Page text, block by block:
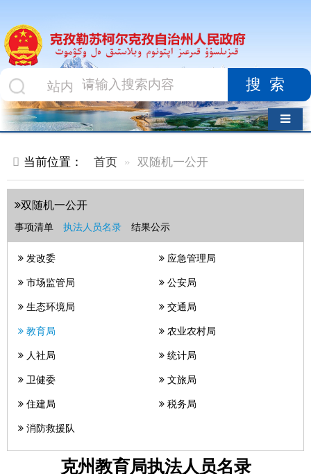
搜索
当前位置： 首页 双随机一公开
双随机一公开
事项清单 执法人员名录 结果公示
发改委 应急管理局
市场监管局 公安局
生态环境局 交通局
教育局 农业农村局
人社局 统计局
卫健委 文旅局
住建局 税务局
消防救援队
克州教育局执法人员名录